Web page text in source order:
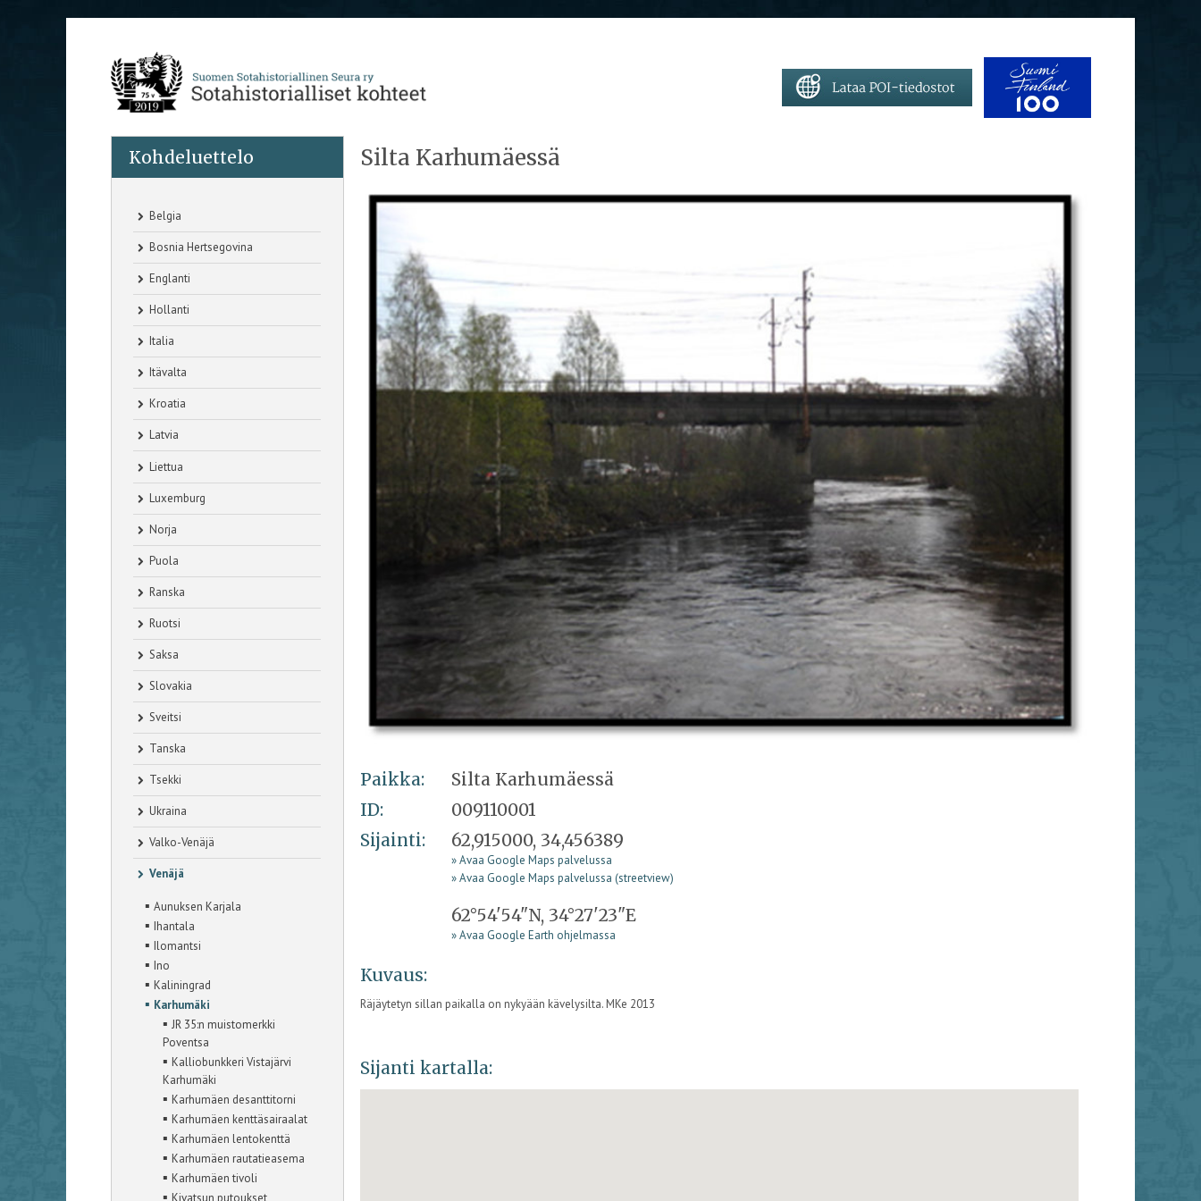
Kohdeluettelo
Belgia
Bosnia Hertsegovina
Englanti
Hollanti
Italia
Itävalta
Kroatia
Latvia
Liettua
Luxemburg
Norja
Puola
Ranska
Ruotsi
Saksa
Slovakia
Sveitsi
Tanska
Tsekki
Ukraina
Valko-Venäjä
Venäjä
▪Aunuksen Karjala
▪ Ihantala
▪ Ilomantsi
▪ Ino
▪ Kaliningrad
▪ Karhumäki
▪ JR 35:n muistomerkki
Poventsa
▪ Kalliobunkkeri Vistajärvi
Karhumäki
▪ Karhumäen desanttitorni
▪ Karhumäen kenttäsairaalat
▪ Karhumäen lentokenttä
▪ Karhumäen rautatieasema
▪ Karhumäen tivoli
▪ Kivatsun putoukset
Silta Karhumäessä
Paikka:
Silta Karhumäessä
ID:
009110001
Sijainti:
62,915000, 34,456389
» Avaa Google Maps palvelussa
» Avaa Google Maps palvelussa (streetview)
62°54'54"N, 34°27'23"E
» Avaa Google Earth ohjelmassa
Kuvaus:
Räjäytetyn sillan paikalla on nykyään kävelysilta. MKe 2013
Sijanti kartalla: